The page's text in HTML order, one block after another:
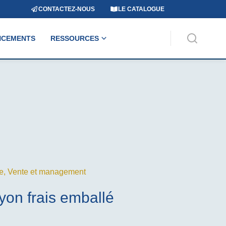
CONTACTEZ-NOUS LE CATALOGUE
RESSOURCES
, Vente et management
frais emballé